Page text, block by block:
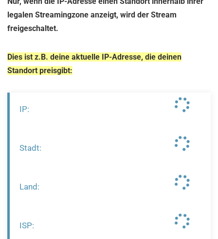
legalen Streamingzone anzeigt, wird der Stream
freigeschaltet.
Dies ist z.B. deine aktuelle IP-Adresse, die deinen
Standort preisgibt:
IP:
Stadt:
Land:
ISP: